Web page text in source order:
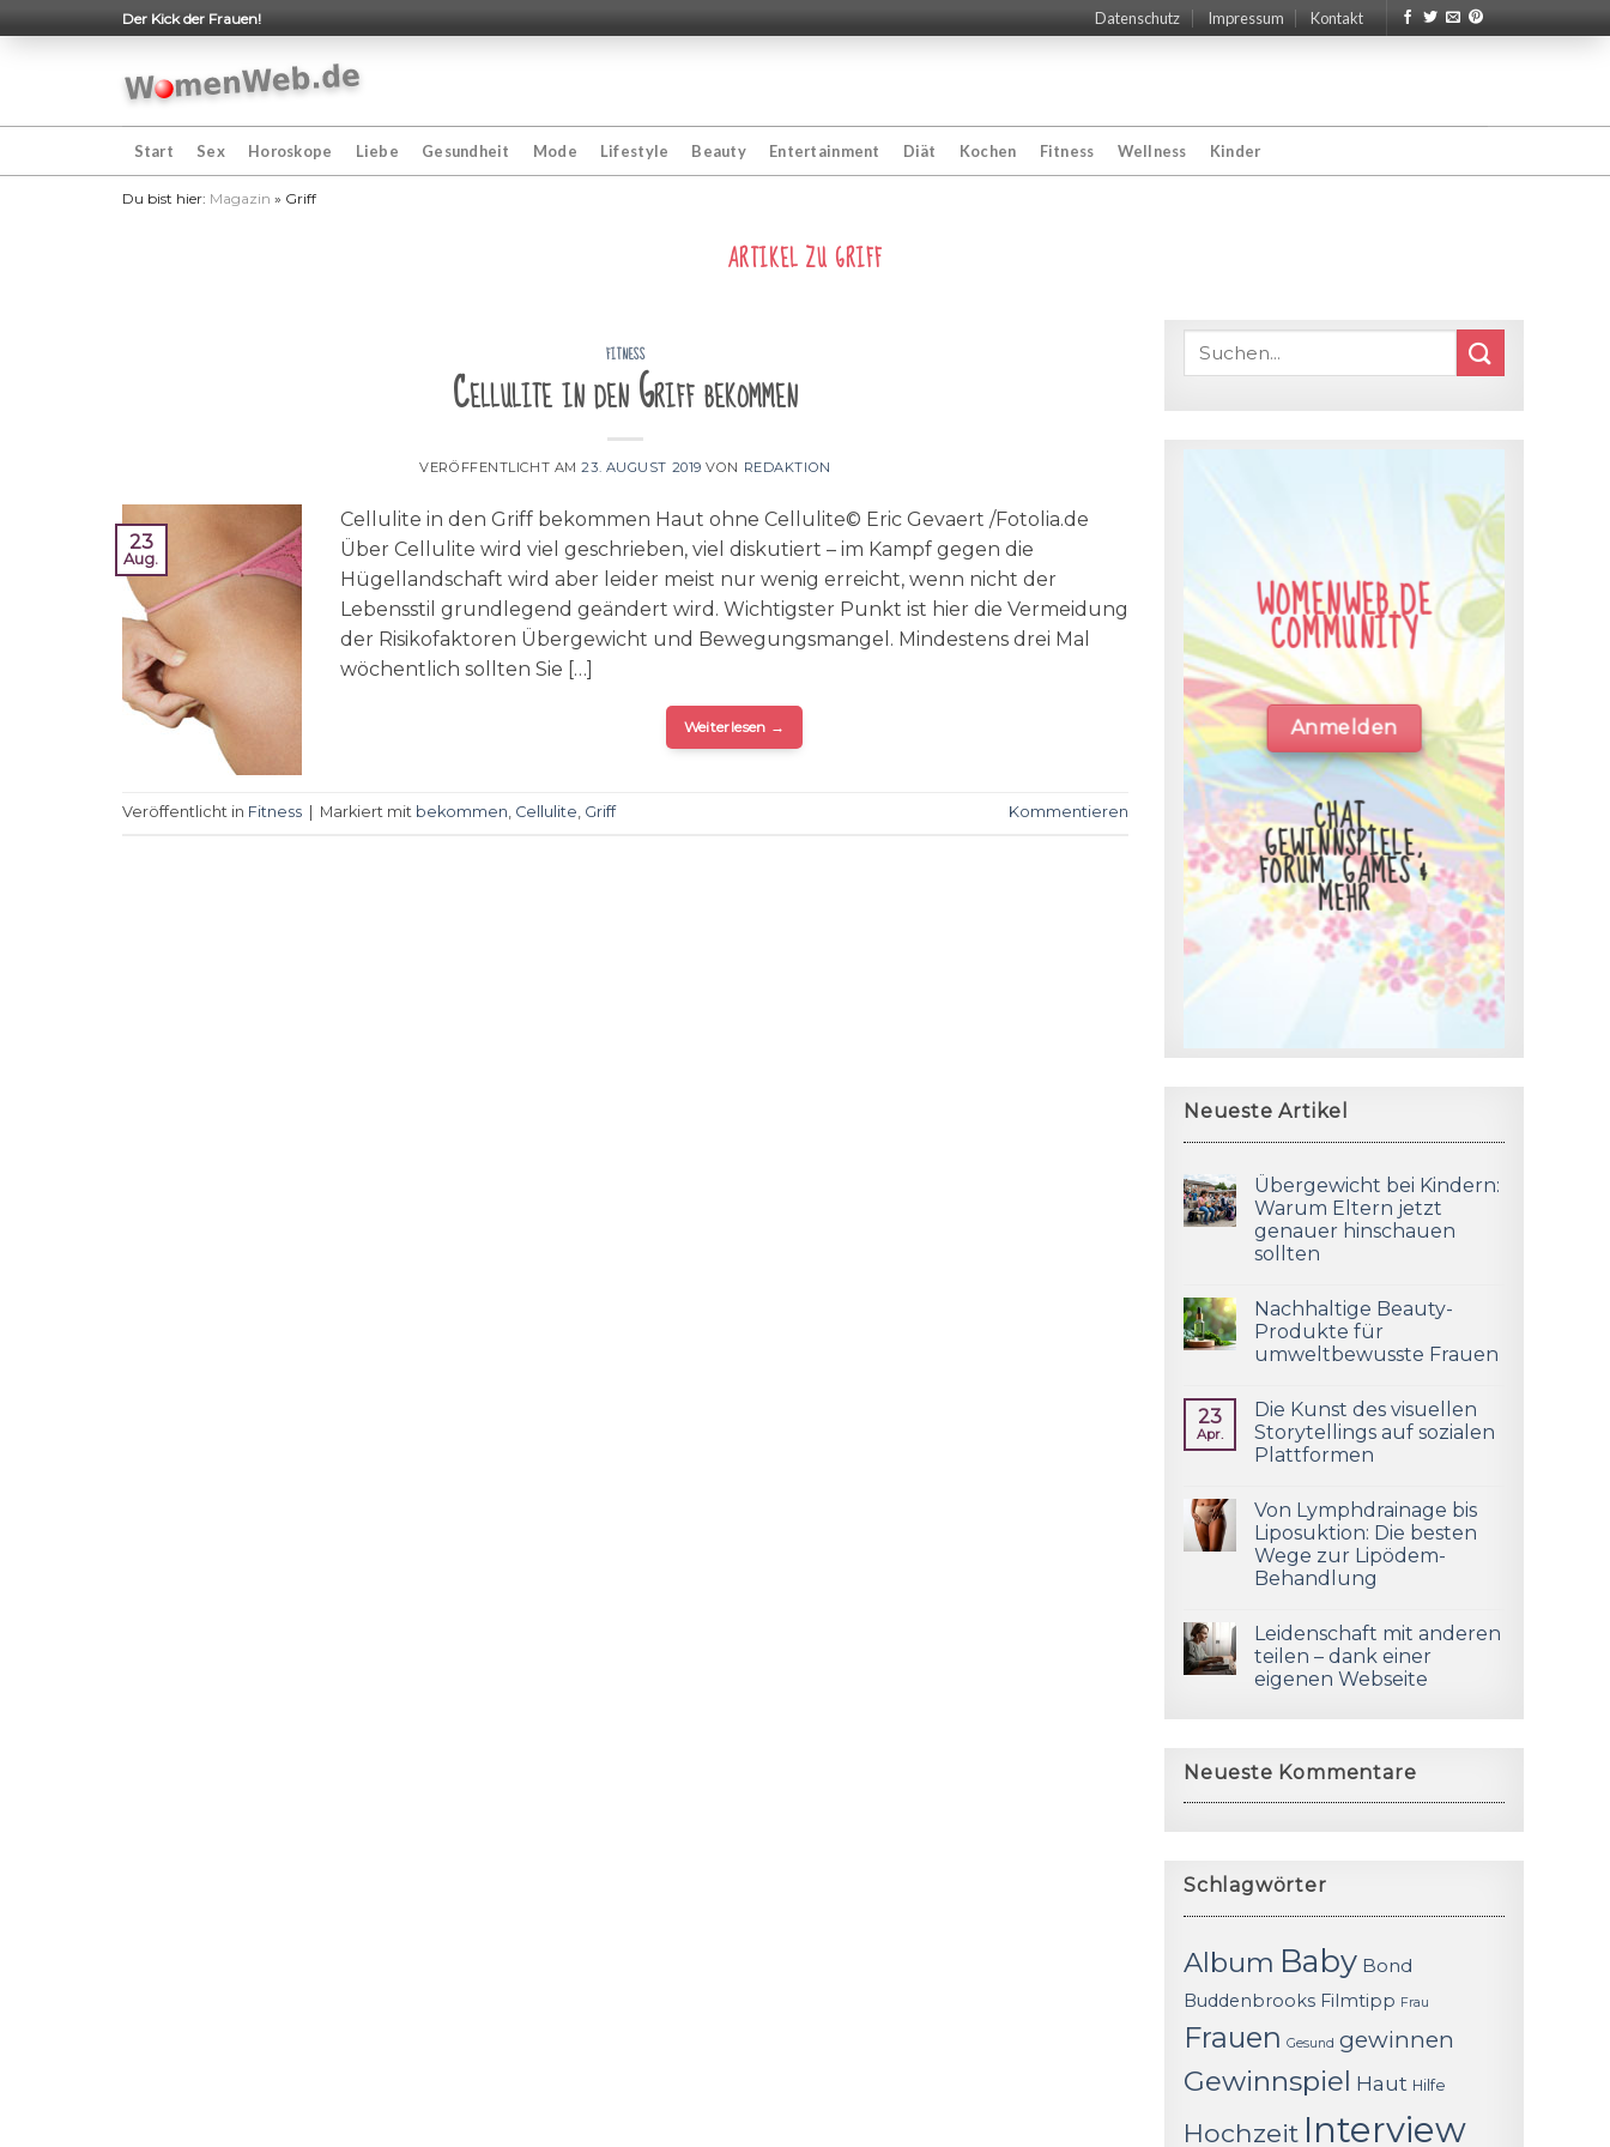
to
Der Kick der Frauen! Datenschutz Impressum Kontakt
Start Sex Horoskope Liebe Gesundheit Mode Lifestyle Beauty Entertainment Diät Kochen Fitness Wellness Kinder
Du bist hier: Magazin » Griff
ARTIKEL ZU GRIFF
FITNESS
Cellulite in den Griff bekommen
VERÖFFENTLICHT AM23. AUGUST 2019 VON REDAKTION
23
Aug.
Cellulite in den Griff bekommen Haut ohne Cellulite© Eric Gevaert /Fotolia.de
Über Cellulite wird viel geschrieben, viel diskutiert – im Kampf gegen die
Hügellandschaft wird aber leider meist nur wenig erreicht, wenn nicht der
Lebensstil grundlegend geändert wird. Wichtigster Punkt ist hier die Vermeidung
der Risikofaktoren Übergewicht und Bewegungsmangel. Mindestens drei Mal
wöchentlich sollten Sie […]
Weiterlesen →
Veröffentlicht in Fitness Markiert mit bekommen, Cellulite, Griff Kommentieren
WOMENWEB.DE
COMMUNITY
Anmelden
CHAT,
GEWINNSPIELE,
FORUM, GAMES &
MEHR
Neueste Artikel
Übergewicht bei Kindern:
Warum Eltern jetzt
genauer hinschauen
sollten
Nachhaltige Beauty-
Produkte für
umweltbewusste Frauen
23
Apr.
Die Kunst des visuellen
Storytellings auf sozialen
Plattformen
Von Lymphdrainage bis
Liposuktion: Die besten
Wege zur Lipödem-
Behandlung
Leidenschaft mit anderen
teilen – dank einer
eigenen Webseite
Neueste Kommentare
Schlagwörter
Album Baby Bond
Buddenbrooks Filmtipp Frau
Frauen Gesund gewinnen
Gewinnspiel Haut Hilfe
Hochzeit Interview